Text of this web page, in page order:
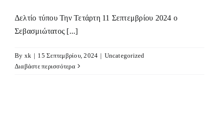
Δελτίο τύπου Την Τετάρτη 11 Σεπτεμβρίου 2024 ο
Σεβασμιώτατος [...]
By xk | 15 Σεπτεμβρίου, 2024 | Uncategorized
Διαβάστε περισσότερα